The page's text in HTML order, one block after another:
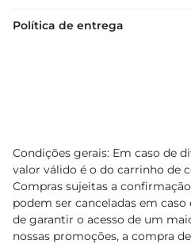
Política de entrega
Condições gerais: Em caso de
valor válido é o do carrinho de
Compras sujeitas a
podem ser canceladas em
de garantir o acesso de um
nossas promoções, a compra